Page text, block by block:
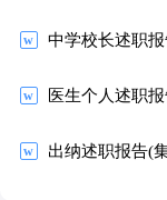
中学校长述职
医生个人述职
出纳述职报告(